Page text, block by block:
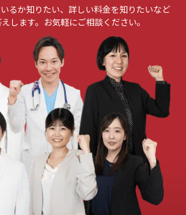
るか知りたい、詳しい料金を知りたいなど
します。お気軽にご相談ください。